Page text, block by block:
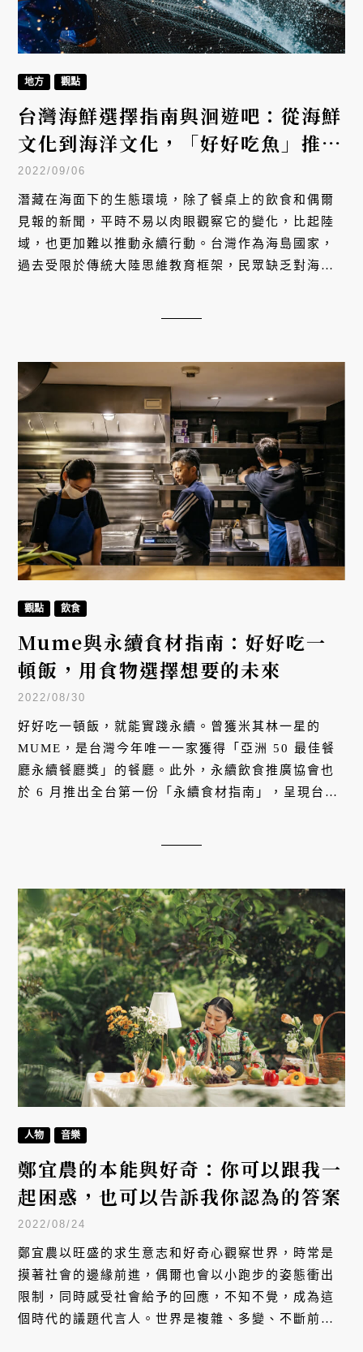
地方 觀點
台灣海鮮選擇指南與洄遊吧：從海鮮
文化到海洋文化，「好好吃魚」推廣
永續
2022/09/06
潛藏在海面下的生態環境，除了餐桌上的飲食和偶爾
見報的新聞，平時不易以肉眼觀察它的變化，比起陸
域，也更加難以推動永續行動。台灣作為海島國家，
過去受限於傳統大陸思維教育框架，民眾缺乏對海洋
觀點 飲食
Mume與永續食材指南：好好吃一
頓飯，用食物選擇想要的未來
2022/08/30
好好吃一頓飯，就能實踐永續。曾獲米其林一星的
MUME，是台灣今年唯一一家獲得「亞洲 50 最佳餐
廳永續餐廳獎」的餐廳。此外，永續飲食推廣協會也
於 6 月推出全台第一份「永續食材指南」，呈現台灣
人物 音樂
鄭宜農的本能與好奇：你可以跟我一
起困惑，也可以告訴我你認為的答案
2022/08/24
鄭宜農以旺盛的求生意志和好奇心觀察世界，時常是
摸著社會的邊緣前進，偶爾也會以小跑步的姿態衝出
限制，同時感受社會給予的回應，不知不覺，成為這
個時代的議題代言人。世界是複雜、多變、不斷前進